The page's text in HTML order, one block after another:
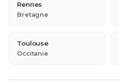
Rennes
Bretagne
Toulouse
Occitanie